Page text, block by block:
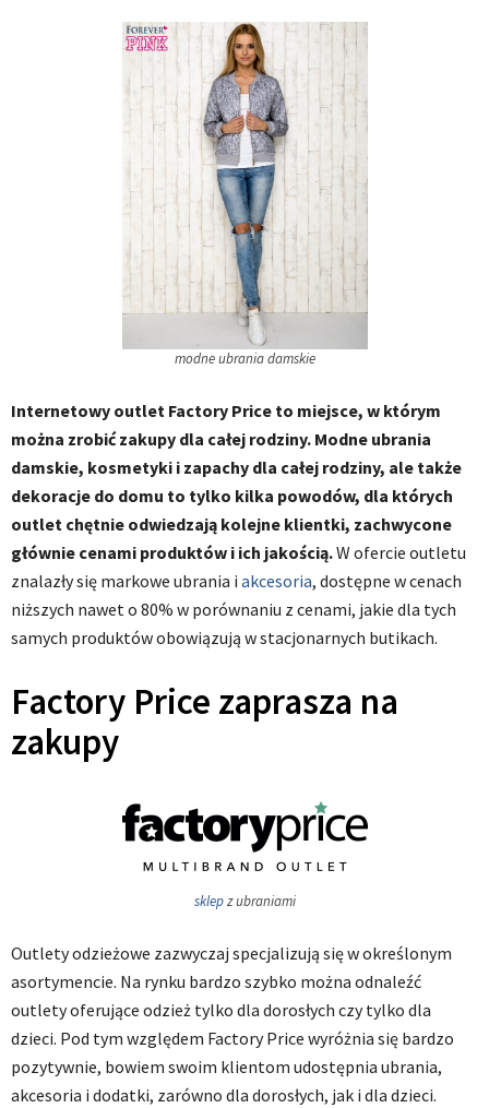
modne ubrania damskie
Internetowy outlet Factory Price to miejsce, w którym
można zrobić zakupy dla całej rodziny. Modne ubrania
damskie, kosmetyki i zapachy dla całej rodziny, ale także
dekoracje do domu to tylko kilka powodów, dla których
outlet chętnie odwiedzają kolejne klientki, zachwycone
głównie cenami produktów i ich jakością.W ofercie outletu
znalazły się markowe ubrania i akcesoria, dostępne w cenach
niższych nawet o 80% w porównaniu z cenami, jakie dla tych
samych produktów obowiązują w stacjonarnych butikach.
Factory Price zaprasza na
zakupy
sklepz ubraniami
Outlety odzieżowe zazwyczaj specjalizują się w określonym
asortymencie. Na rynku bardzo szybko można odnaleźć
outlety oferujące odzież tylko dla dorosłych czy tylko dla
dzieci. Pod tym względem Factory Price wyróżnia się bardzo
pozytywnie, bowiem swoim klientom udostępnia ubrania,
akcesoria i dodatki, zarówno dla dorosłych, jak i dla dzieci.